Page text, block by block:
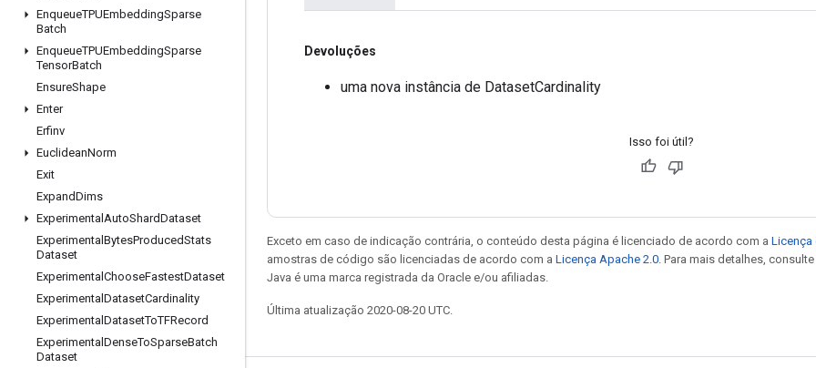
EnqueueTPUEmbeddingSparse
Batch
EnqueueTPUEmbeddingSparse
TensorBatch
EnsureShape
Enter
Erfinv
EuclideanNorm
Exit
ExpandDims
Experimental AutoShardDataset
Experimental BytesProducedStats
Dataset
Experimental ChooseFastestDataset
Experimental DatasetCardinality
Experimental DatasetToTFRecord
Experimental DenseToSparseBatch
Dataset
Devoluções
uma nova instância de DatasetCardinality
Isso foi útil?
Exceto em caso de indicação contrária, o conteúdo desta página é licenciado de acordo com a Licença
amostras de código são licenciadas de acordo com a Licença Apache 2.0 . Para mais detalhes,
Java é uma marca registrada da Oracle e/ou afiliadas.
Última atualização 2020-08-20 UTC.